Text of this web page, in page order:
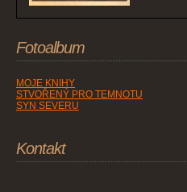
Fotoalbum
MOJE KNIHY
STVOŘENÝ PRO TEMNOTU
SYN SEVERU
Kontakt